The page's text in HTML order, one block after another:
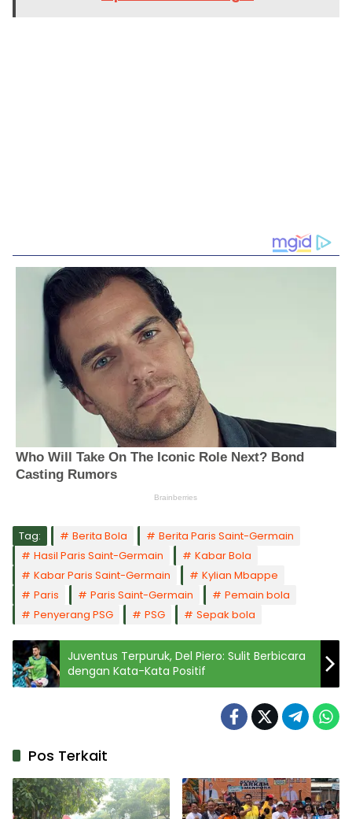
Tag: Berita Bola
Berita Paris Saint-Germain
Hasil Paris Saint-Germain
Kabar Bola
Kabar Paris Saint-Germain
Kylian Mbappe
Paris
Paris Saint-Germain
Pemain bola
Penyerang PSG
PSG Sepak bola
Juventus Terpuruk, Del Piero: Sulit Berbicara
dengan Kata-Kata Positif
Pos Terkait